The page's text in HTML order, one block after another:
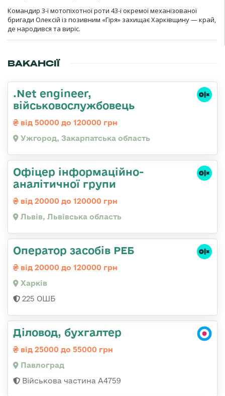
Командир 3-ї мотопіхотної роти 43-ї окремої механізованої
бригади Олексій із позивним «Гіря» захищає Харківщину — край,
де народився та виріс.
ВАКАНСІЇ
.Net engineer,
військовослужбовець
від 50000 до 120000 грн
Ужгород, Закарпатська область
Офіцер інформаційно-
аналітичної групи
від 20000 до 120000 грн
Львів, Львівська область
Оператор засобів РЕБ
від 20000 до 120000 грн
Харків
225 ОШБ
Діловод, бухгалтер
від 25000 до 55000 грн
Павлоград
Військова частина А4759